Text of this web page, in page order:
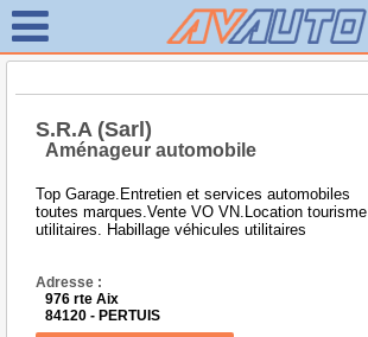
S.R.A (Sarl)
Aménageur automobile
Top Garage.Entretien et services automobiles
toutes marques.Vente VO VN.Location tourisme
utilitaires. Habillage véhicules utilitaires
Adresse :
976 rte Aix
84120 - PERTUIS